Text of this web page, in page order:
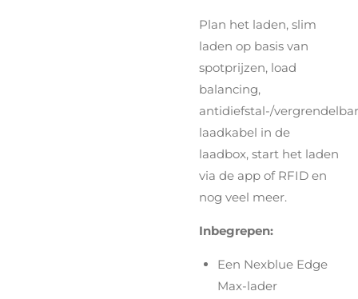
Plan het laden, slim
laden op basis van
spotprijzen, load
balancing,
antidiefstal-/
laadkabel in de
laadbox, start het laden
via de app of RFID en
nog veel meer.
Inbegrepen:
Een Nexblue Edge
Max-lader